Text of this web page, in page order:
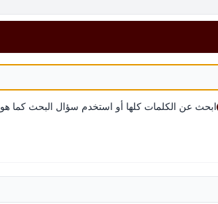
ابحث عن الكلمات كلها أو استخدم سؤال البحث كما هو